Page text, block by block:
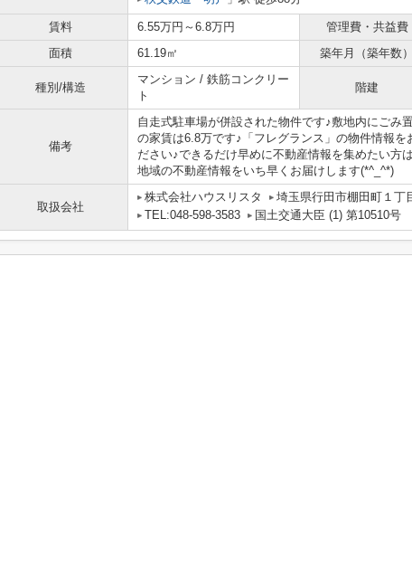
賃料 6.55万円～6.8万円 管理費・共益費
面積
61.19㎡ 築年月（築年数）
種別/構造
マンション / 鉄筋コンクリー
ト
階建
備考
自走式駐車場が併設された物件です♪敷地内にごみ
の家賃は6.8万です♪「フレグランス」の物件情報を
ださい♪できるだけ早めに不動産情報を集めたい方
地域の不動産情報をいち早くお届けします(*^_^*)
取扱会社
株式会社ハウスリスタ
埼玉県行田市棚田町１丁
TEL:048-598-3583
国土交通大臣 (1) 第10510号